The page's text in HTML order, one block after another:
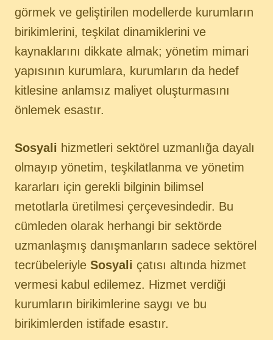
görmek ve geliştirilen modellerde kurumların
birikimlerini, teşkilat dinamiklerini ve
kaynaklarını dikkate almak; yönetim mimari
yapısının kurumlara, kurumların da hedef
kitlesine anlamsız maliyet oluşturmasını
önlemek esastır.
Sosyali hizmetleri sektörel uzmanlığa dayalı
olmayıp yönetim, teşkilatlanma ve yönetim
kararları için gerekli bilginin bilimsel
metotlarla üretilmesi çerçevesindedir. Bu
cümleden olarak herhangi bir sektörde
uzmanlaşmış danışmanların sadece sektörel
tecrübeleriyle Sosyali çatısı altında hizmet
vermesi kabul edilemez. Hizmet verdiği
kurumların birikimlerine saygı ve bu
birikimlerden istifade esastır.